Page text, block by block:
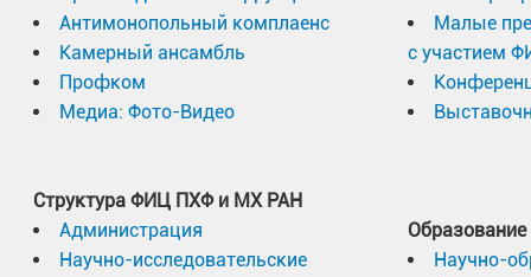
Антимонопольный комплаенс
Камерный ансамбль
Профком
Медиа: Фото-Видео
Структура ФИЦ ПХФ и МХ РАН
Администрация
Научно-исследовательские
Малые
с участием
Образование
Научно-